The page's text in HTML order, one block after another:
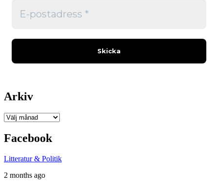
Arkiv
Arkiv
Facebook
Litteratur & Politik
2 months ago